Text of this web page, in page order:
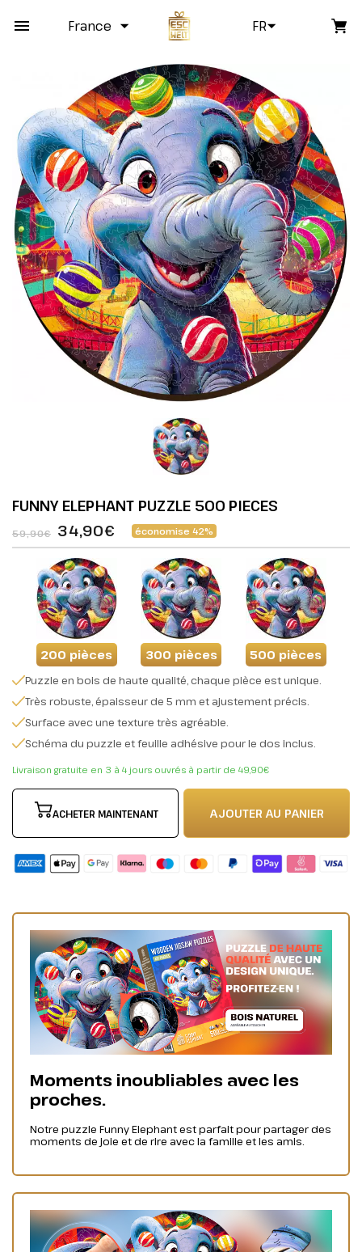
France FR
FUNNY ELEPHANT PUZZLE 500 PIECES
59,90€ 34,90€ économise 42%
200 pièces 300 pièces 500 pièces
Puzzle en bois de haute qualité, chaque pièce est unique.
Très robuste, épaisseur de 5 mm et ajustement précis.
Surface avec une texture très agréable.
Schéma du puzzle et feuille adhésive pour le dos inclus.
Livraison gratuite en 3 à 4 jours ouvrés à partir de 49,90€
ACHETER MAINTENANT AJOUTER AU PANIER
Moments inoubliables avec les
proches.
Notre puzzle Funny Elephant est parfait pour partager des
moments de joie et de rire avec la famille et les amis.